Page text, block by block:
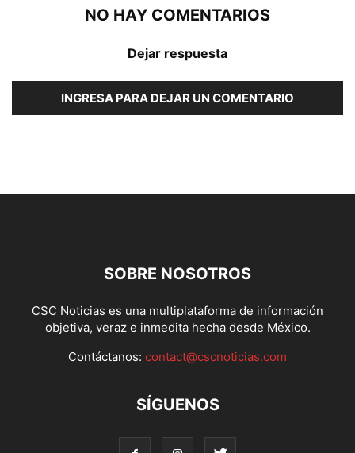
NO HAY COMENTARIOS
Dejar respuesta
INGRESA PARA DEJAR UN COMENTARIO
SOBRE NOSOTROS
CSC Noticias es una multiplataforma de información
objetiva, veraz e inmedita hecha desde México.
Contáctanos: contact@cscnoticias.com
SÍGUENOS